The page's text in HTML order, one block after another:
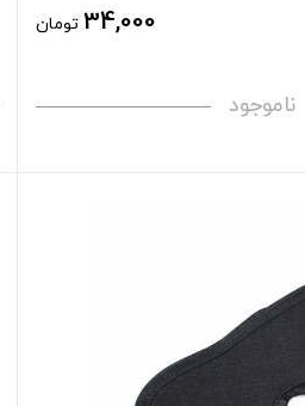
34,000 تومان
ناموجود